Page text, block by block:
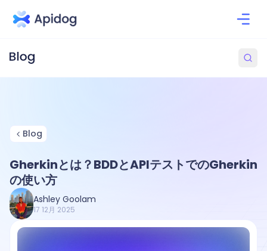
Blog
Gherkinとは？BDDとAPIテストでのGherkin
の使い方
Ashley Goolam
17 12月 2025